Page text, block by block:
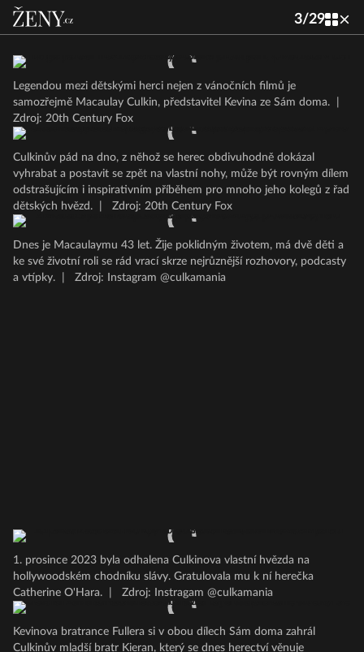
3/29
Legendou mezi dětskými herci nejen z vánočních filmů je
samozřejmě Macaulay Culkin, představitel Kevina ze Sám doma.
Zdroj: 20th Century Fox
Culkinův pád na dno, z něhož se herec obdivuhodně dokázal
vyhrabat a postavit se zpět na vlastní nohy, může být rovným dílem
odstrašujícím i inspirativním příběhem pro mnoho jeho kolegů z řad
dětských hvězd.
Zdroj: 20th Century Fox
Dnes je Macaulaymu 43 let. Žije poklidným životem, má dvě děti a
ke své životní roli se rád vrací skrze nejrůznější rozhovory, podcasty
a vtípky.
Zdroj: Instagram @culkamania
1. prosince 2023 byla odhalena Culkinova vlastní hvězda na
hollywoodském chodníku slávy. Gratulovala mu k ní herečka
Catherine O'Hara.
Zdroj: Instragam @culkamania
Kevinova bratrance Fullera si v obou dílech Sám doma zahrál
Culkinův mladší bratr Kieran, který se dnes herectví věnuje